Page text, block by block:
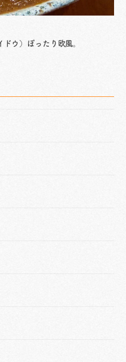
ウ）ぽったり欧風。